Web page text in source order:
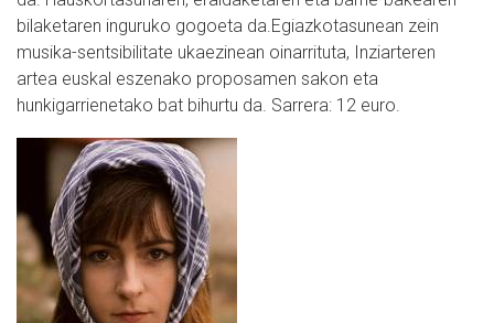
bilaketaren inguruko gogoeta da.Egiazkotasunean zein
musika-sentsibilitate ukaezinean oinarrituta, Inziarteren
artea euskal eszenako proposamen sakon eta
hunkigarrienetako bat bihurtu da. Sarrera: 12 euro.